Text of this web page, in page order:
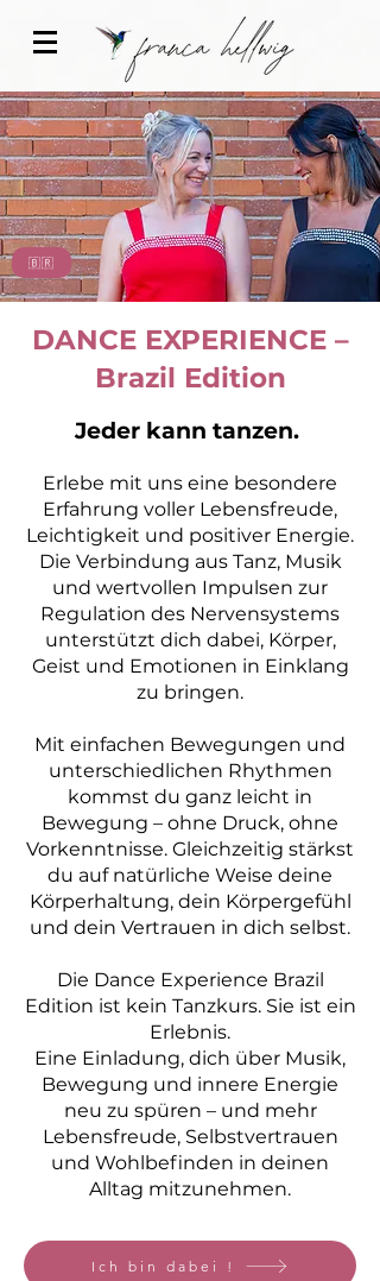
🇧🇷
DANCE EXPERIENCE –
Brazil Edition
Jeder kann tanzen.
Erlebe mit uns eine besondere
Erfahrung voller Lebensfreude,
Leichtigkeit und positiver Energie.
Die Verbindung aus Tanz, Musik
und wertvollen Impulsen zur
Regulation des Nervensystems
unterstützt dich dabei, Körper,
Geist und Emotionen in Einklang
zu bringen.
Mit einfachen Bewegungen und
unterschiedlichen Rhythmen
kommst du ganz leicht in
Bewegung – ohne Druck, ohne
Vorkenntnisse. Gleichzeitig stärkst
du auf natürliche Weise deine
Körperhaltung, dein Körpergefühl
und dein Vertrauen in dich selbst.
Die Dance Experience Brazil
Edition ist kein Tanzkurs. Sie ist ein
Erlebnis.
Eine Einladung, dich über Musik,
Bewegung und innere Energie
neu zu spüren – und mehr
Lebensfreude, Selbstvertrauen
und Wohlbefinden in deinen
Alltag mitzunehmen.
Ich bin dabei !